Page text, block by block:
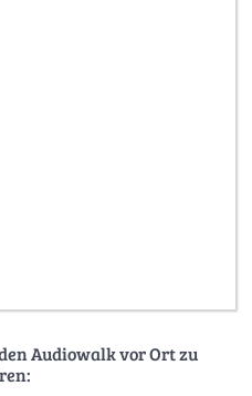
Audiowalk vor Ort zu